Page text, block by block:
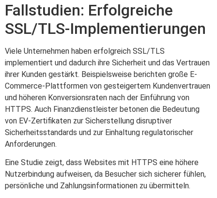
Fallstudien: Erfolgreiche
SSL/TLS-Implementierungen
Viele Unternehmen haben erfolgreich SSL/TLS
implementiert und dadurch ihre Sicherheit und das Vertrauen
ihrer Kunden gestärkt. Beispielsweise berichten große E-
Commerce-Plattformen von gesteigertem Kundenvertrauen
und höheren Konversionsraten nach der Einführung von
HTTPS. Auch Finanzdienstleister betonen die Bedeutung
von EV-Zertifikaten zur Sicherstellung disruptiver
Sicherheitsstandards und zur Einhaltung regulatorischer
Anforderungen.
Eine Studie zeigt, dass Websites mit HTTPS eine höhere
Nutzerbindung aufweisen, da Besucher sich sicherer fühlen,
persönliche und Zahlungsinformationen zu übermitteln.